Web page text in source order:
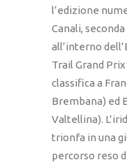
l’edizione
Canali,
all’interno
Trail Grand
classifica a
Brembana) ed
Valtellina).
trionfa in una
percorso reso